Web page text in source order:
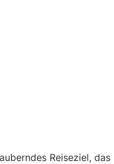
Reiseziel, das